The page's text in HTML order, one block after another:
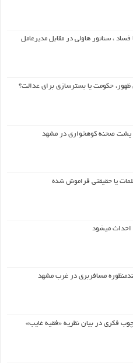
فساد ، سناتور هاولی در مقابل مدیرعامل
حکومت یا بسترسازی برای عدالت؟
پشت صحنه کوهخواری در مشهد
یا حقیقتی فراموش شده
احداث میشود
مسافربری در غرب مشهد
فکری در بیان نظریه «فقیه غایب»